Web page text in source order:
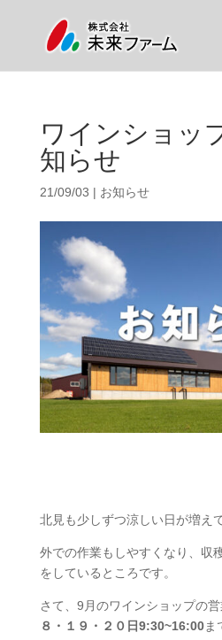
ワインショッ
知らせ
21/09/03 | お知らせ
北見も少しずつ涼しい日が増え
外での作業もしやすくなり、収
をしているところです。
さて、9月のワインショップの営
８・１９・２０日9:30~16:00ま